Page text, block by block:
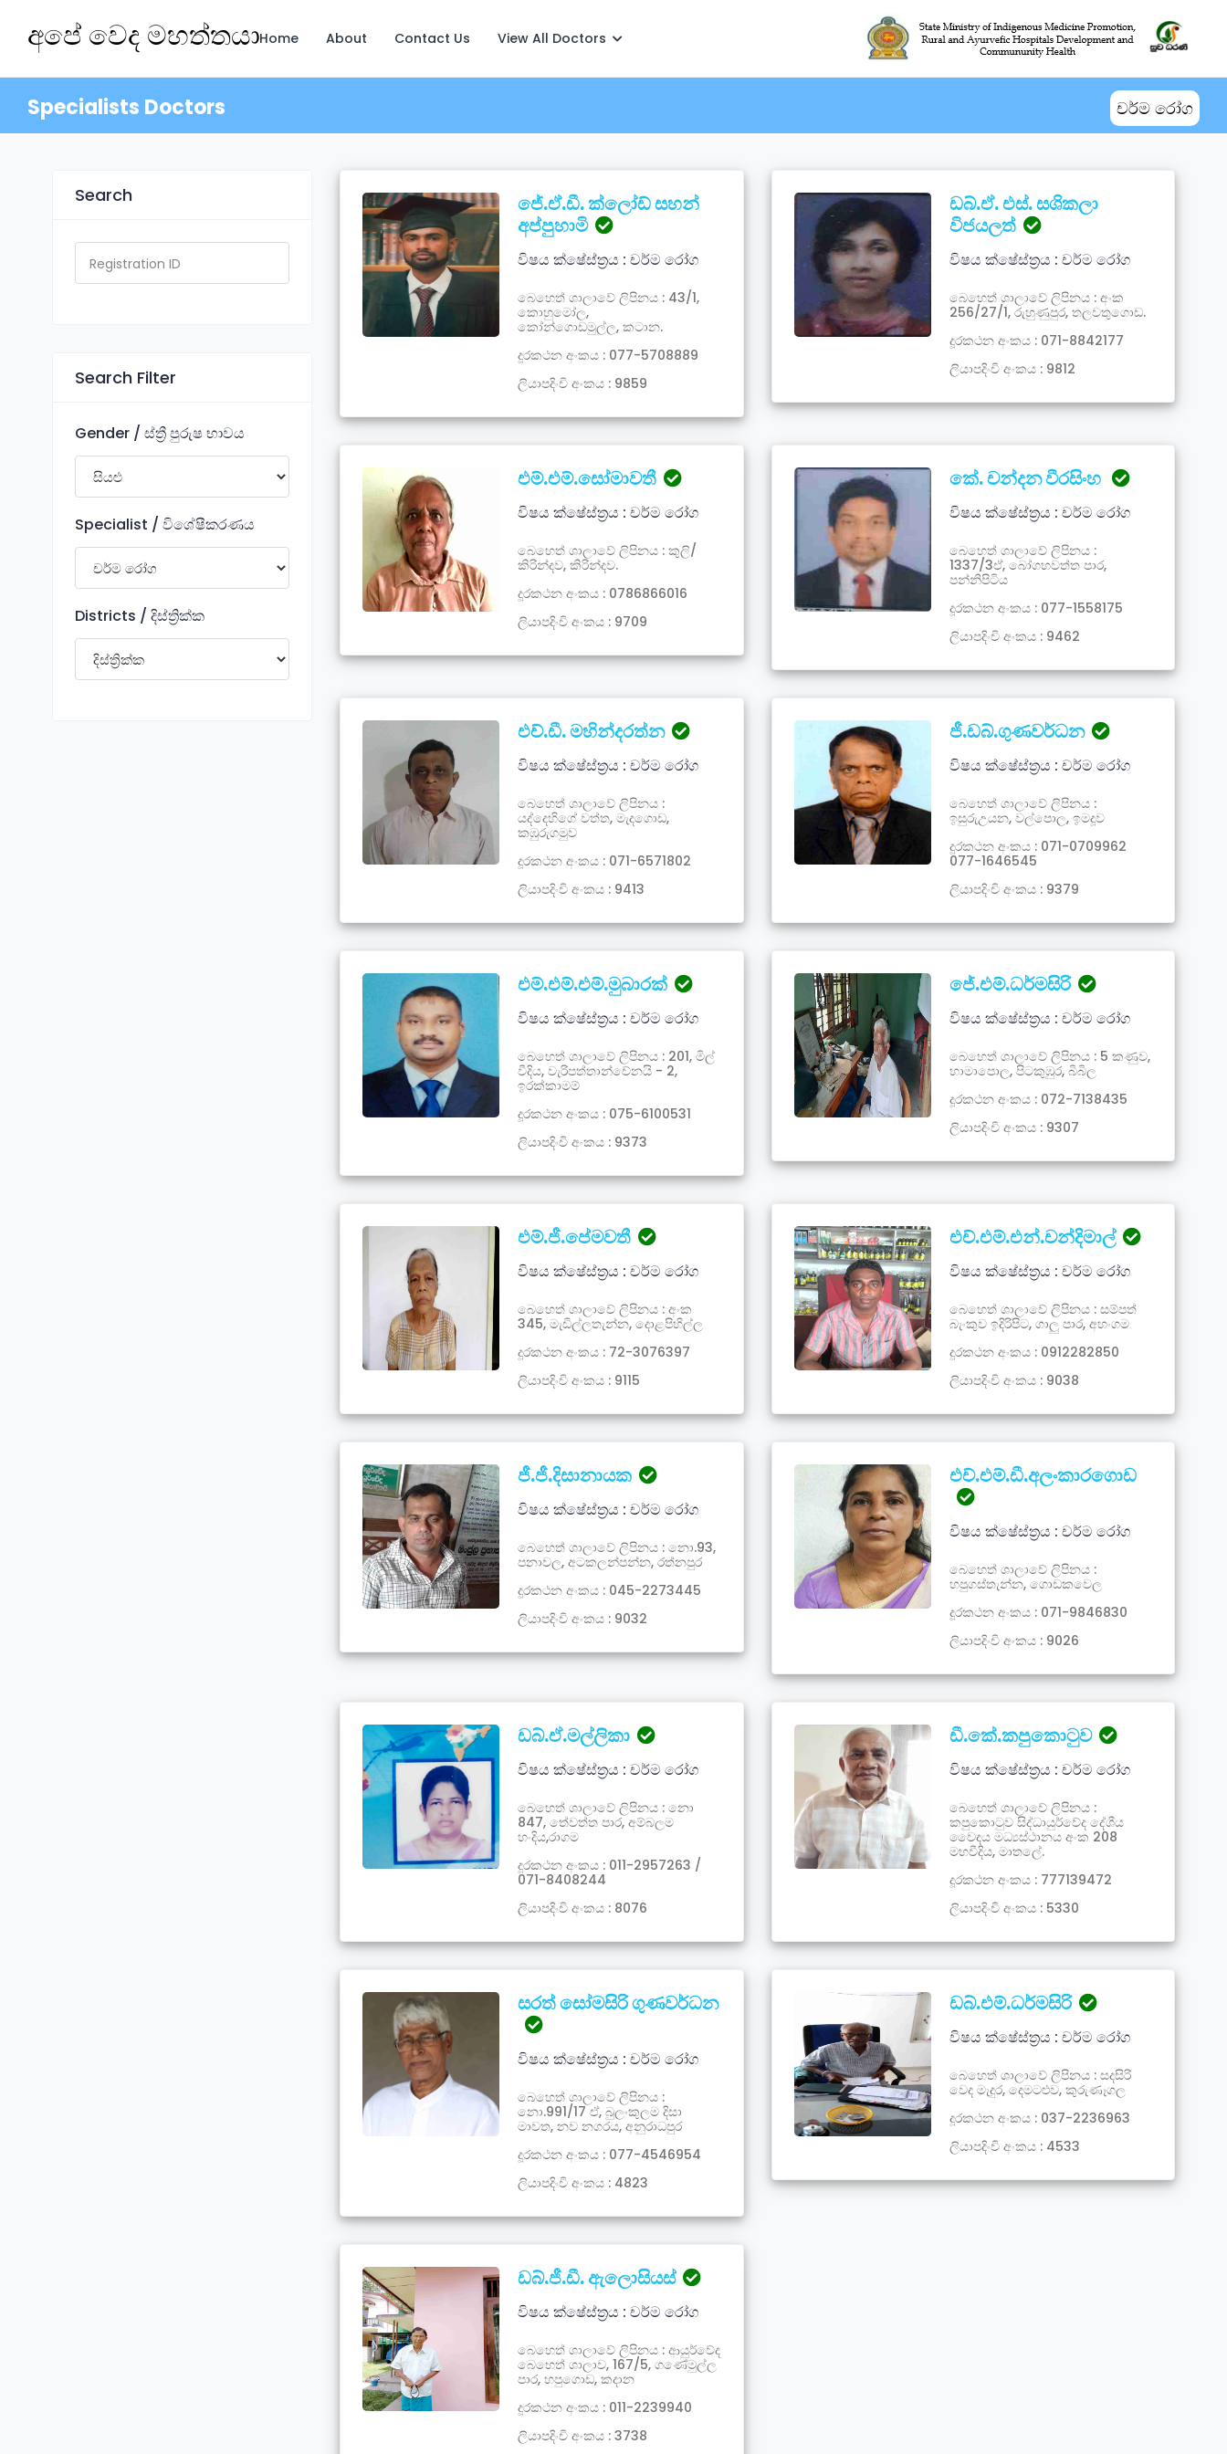
අපේ වෙද මහත්තයාHome About Contact Us View All Doctors
Specialists Doctors චර්ම රෝග
Search
Search Filter
Gender / ස්ත්‍රී පුරුෂ භාවය
Specialist / විශේෂීකරණය
Districts / දිස්ත්‍රික්ක
ජේ.ඒ.ඩී. ක්ලෝඩ් සහන්
අප්පුහාමි
විෂය ක්ෂේස්ත්‍රය : චර්ම රෝග
බෙහෙත් ශාලාවේ ලිපිනය : 43/1,
කොහුමෝල,
කෝන්ගොඩමුල්ල, කටාන.
දූරකථන අංකය : 077-5708889
ලියාපදිංචි අංකය : 9859
ඩබ්.ඒ. එස්. සශිකලා
විජයලත්
විෂය ක්ෂේස්ත්‍රය : චර්ම රෝග
බෙහෙත් ශාලාවේ ලිපිනය : අංක
256/27/1, රුහුණුපුර, තලවතුගොඩ.
දූරකථන අංකය : 071-8842177
ලියාපදිංචි අංකය : 9812
එම්.එම්.සෝමාවතී
විෂය ක්ෂේස්ත්‍රය : චර්ම රෝග
බෙහෙත් ශාලාවේ ලිපිනය : කුලි/
කිරින්දව, කිරින්දව.
දූරකථන අංකය : 0786866016
ලියාපදිංචි අංකය : 9709
කේ. චන්දන වීරසිංහ
විෂය ක්ෂේස්ත්‍රය : චර්ම රෝග
බෙහෙත් ශාලාවේ ලිපිනය :
1337/3ඒ, බෝගහවත්ත පාර,
පන්නිපිටිය
දූරකථන අංකය : 077-1558175
ලියාපදිංචි අංකය : 9462
එච්.ඩී. මහින්දරත්න
විෂය ක්ෂේස්ත්‍රය : චර්ම රෝග
බෙහෙත් ශාලාවේ ලිපිනය :
යද්දෙහිගේ වත්ත, මැදගොඩ,
කඹුරුගමුව
දූරකථන අංකය : 071-6571802
ලියාපදිංචි අංකය : 9413
ජී.ඩබ්.ගුණවර්ධන
විෂය ක්ෂේස්ත්‍රය : චර්ම රෝග
බෙහෙත් ශාලාවේ ලිපිනය :
ඉසුරුඋයන, වල්පොල, ඉමදූව
දූරකථන අංකය : 071-0709962
077-1646545
ලියාපදිංචි අංකය : 9379
එම්.එම්.එම්.මුබාරක්
විෂය ක්ෂේස්ත්‍රය : චර්ම රෝග
බෙහෙත් ශාලාවේ ලිපිනය : 201, මිල්
වීදිය, වැරිපත්තාන්චේනයි - 2,
ඉරක්කාමම්
දූරකථන අංකය : 075-6100531
ලියාපදිංචි අංකය : 9373
ජේ.එම්.ධර්මසිරි
විෂය ක්ෂේස්ත්‍රය : චර්ම රෝග
බෙහෙත් ශාලාවේ ලිපිනය : 5 කණුව,
හාමාපොල, පිටකුඹුර, බිබිල
දූරකථන අංකය : 072-7138435
ලියාපදිංචි අංකය : 9307
එම්.ජී.පේමවතී
විෂය ක්ෂේස්ත්‍රය : චර්ම රෝග
බෙහෙත් ශාලාවේ ලිපිනය : අංක
345, මැඩිල්ලතැන්න, දොළපිහිල්ල
දූරකථන අංකය : 72-3076397
ලියාපදිංචි අංකය : 9115
එච්.එම්.එන්.චන්දිමාල්
විෂය ක්ෂේස්ත්‍රය : චර්ම රෝග
බෙහෙත් ශාලාවේ ලිපිනය : සම්පත්
බැංකුව ඉදිරිපිට, ගාලු පාර, අහංගම
දූරකථන අංකය : 0912282850
ලියාපදිංචි අංකය : 9038
ජී.ජී.දිසානායක
විෂය ක්ෂේස්ත්‍රය : චර්ම රෝග
බෙහෙත් ශාලාවේ ලිපිනය : නො.93,
පනාවල, අටකලන්පන්න, රත්නපුර
දූරකථන අංකය : 045-2273445
ලියාපදිංචි අංකය : 9032
එච්.එම්.ඩී.අලංකාරගොඩ
විෂය ක්ෂේස්ත්‍රය : චර්ම රෝග
බෙහෙත් ශාලාවේ ලිපිනය :
හපුගස්තැන්න, ගොඩකවෙල
දූරකථන අංකය : 071-9846830
ලියාපදිංචි අංකය : 9026
ඩබ්.ඒ.මල්ලිකා
විෂය ක්ෂේස්ත්‍රය : චර්ම රෝග
බෙහෙත් ශාලාවේ ලිපිනය : නො
847, තේවත්ත පාර, අම්බලම
හංදිය,රාගම
දූරකථන අංකය : 011-2957263 /
071-8408244
ලියාපදිංචි අංකය : 8076
ඩී.කේ.කපුකොටුව
විෂය ක්ෂේස්ත්‍රය : චර්ම රෝග
බෙහෙත් ශාලාවේ ලිපිනය :
කපුකොටුව සිද්ධායුර්වේද දේශීය
වෛදය මධ්‍යස්ථානය අංක 208
මහවීදිය, මාතලේ.
දූරකථන අංකය : 777139472
ලියාපදිංචි අංකය : 5330
සරත් සෝමසිරි ගුණවර්ධන
විෂය ක්ෂේස්ත්‍රය : චර්ම රෝග
බෙහෙත් ශාලාවේ ලිපිනය :
නො.991/17 ඒ, බුලංකුලම දිසා
මාවත, නව නගරය, අනුරාධපුර
දූරකථන අංකය : 077-4546954
ලියාපදිංචි අංකය : 4823
ඩබ්.එම්.ධර්මසිරි
විෂය ක්ෂේස්ත්‍රය : චර්ම රෝග
බෙහෙත් ශාලාවේ ලිපිනය : සදසිරි
වෙද මැදුර, දෙමටළුව, කුරුණෑගල
දූරකථන අංකය : 037-2236963
ලියාපදිංචි අංකය : 4533
ඩබ්.ජී.ඩී. ඇලොසියස්
විෂය ක්ෂේස්ත්‍රය : චර්ම රෝග
බෙහෙත් ශාලාවේ ලිපිනය : ආයුර්වේද
බෙභෙත් ශාලාව, 167/5, ගණේමුල්ල
පාර, හපුගොඩ, කදාන
දූරකථන අංකය : 011-2239940
ලියාපදිංචි අංකය : 3738